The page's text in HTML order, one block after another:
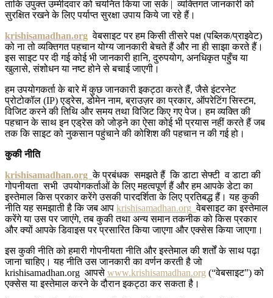
ताकि उपुक्त उम्मीदवार को चयनित किया जा सके | व्यक्तिगत जानकारी को
सुरक्षित रखने के लिए पर्याप्त सुरक्षा उपाय किये जा रहे हैं।
krishisamadhan.org वेबसाइट पर हम किसी तीसरे पक्ष (पब्लिक/प्राइवेट)
को ना तो व्यक्तिगत पहचान योग्य जानकारी बेचते हैं और ना ही साझा करते हैं।
इस साइट पर दी गई कोई भी जानकारी हानि, दुरुपयोग, अनधिकृत पहुँच या
खुलासे, संशोधन या नष्ट होने से बचाई जाएगी।
हम उपयोगकर्ता के बारे में कुछ जानकारी इकट्ठा करते हैं, जैसे इंटरनेट
प्रोटोकॉल (IP) एड्रेस, डोमेन नाम, ब्राउज़र का प्रकार, ऑपरेटिंग सिस्टम,
विजिट करने की तिथि और समय तथा विजिट किए गए पेज। हम व्यक्ति की
पहचान के साथ इन एड्रेस को जोड़ने का ऐसा कोई भी प्रयास नहीं करते हैं जब
तक कि साइट को नुकसान पहुंचाने की कोशिश की पहचान न की गई हो।
कुकी नीति
krishisamadhan.orgके प्रबंधक समझते हैं कि डाटा सेफ्टी व डाटा की
गोपनीयता सभी उपयोगकर्ताओं के लिए महत्वपूर्ण हैं और हम आपके डेटा का
इस्तेमाल किस प्रकार करेंगे उसकी पारदर्शिता के लिए प्रतिबद्ध हैं। यह कुकी
नीति यह समझाती है कि जब आप krishisamadhan.org वेबसाइट का इस्तेमाल
करेंगे या उस पर जाएंगे, तब कुकी तथा अन्य समान तकनीक को किस प्रकार
और क्यों आपके डिवाइस पर प्रसारित किया जाएगा और एक्सेस किया जाएगा।
इस कुकी नीति को हमारी गोपनीयता नीति और इस्तेमाल की शर्तों के साथ पढ़ा
जाना चाहिए। यह नीति उस जानकारी का वर्णन करती है जो
krishisamadhan.org आपसे www.krishisamadhan.org (“वेबसाइट”) को
एक्सेस या इस्तेमाल करने के दौरान इकट्ठा कर सकता है।